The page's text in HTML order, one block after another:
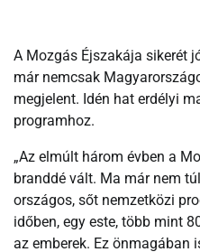
A Mozgás Éjszakája sikerét
már nemcsak
megjelent. Idén hat erdélyi
programhoz.
„Az elmúlt három évben a
branddé vált. Ma már nem
országos, sőt nemzetközi
időben, egy este, több mint
az emberek. Ez önmagában